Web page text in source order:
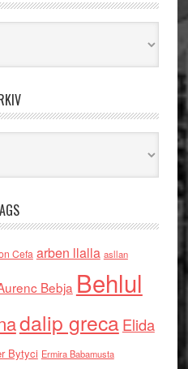
Cefa arben llalla asllan
Bebja Behlul
dalip grecaElida
Bytyci Ermira Babamusta